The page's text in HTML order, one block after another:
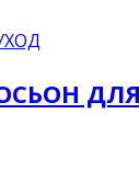
ДЛЯ